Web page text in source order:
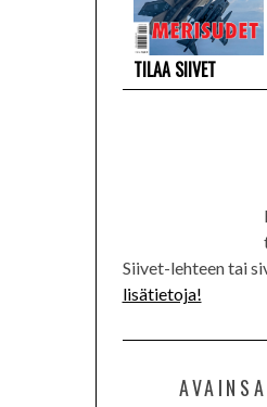
TILAA SIIVET
Siivet-lehteen tai
lisätietoja!